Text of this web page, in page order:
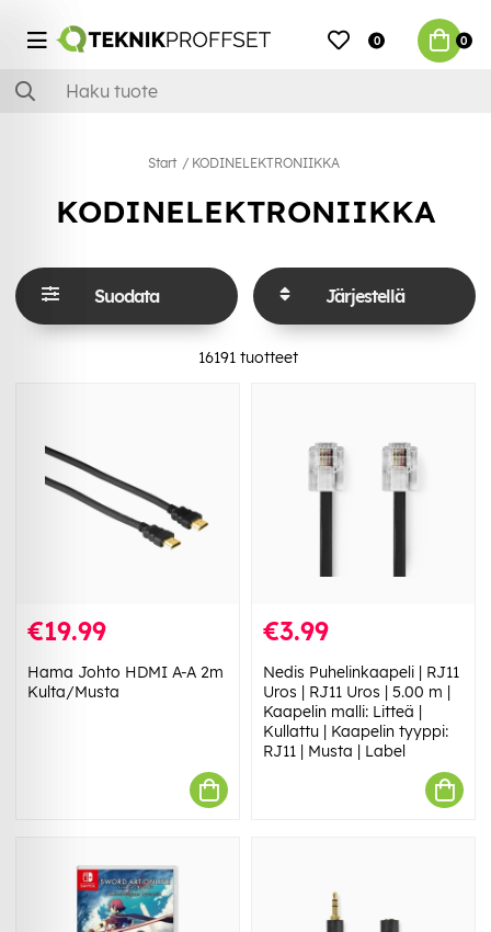
0 0
Start KODINELEKTRONIIKKA
KODINELEKTRONIIKKA
Suodata Järjestellä
16191tuotteet
€19.99
Hama Johto HDMI A-A 2m
Kulta/Musta
€3.99
Nedis Puhelinkaapeli | RJ11
Uros | RJ11 Uros | 5.00 m |
Kaapelin malli: Litteä |
Kullattu | Kaapelin tyyppi:
RJ11 | Musta | Label